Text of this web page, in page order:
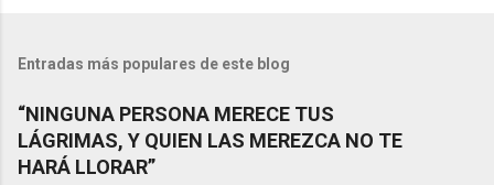
Entradas más populares de este blog
“NINGUNA PERSONA MERECE TUS
LÁGRIMAS, Y QUIEN LAS MEREZCA NO TE
HARÁ LLORAR”